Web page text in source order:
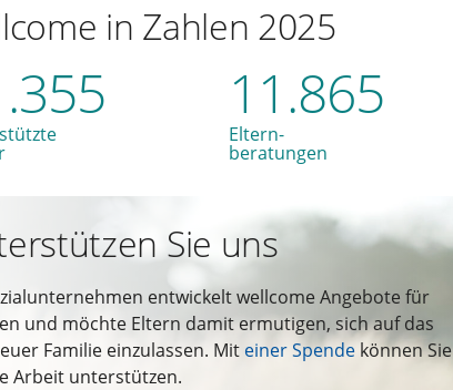
in Zahlen 2025
11.865
Eltern-
beratungen
Sie uns
entwickelt wellcome Angebote für
und möchte Eltern damit ermutigen, sich auf das
Familie einzulassen. Mit einer Spende können Sie
Arbeit unterstützen.